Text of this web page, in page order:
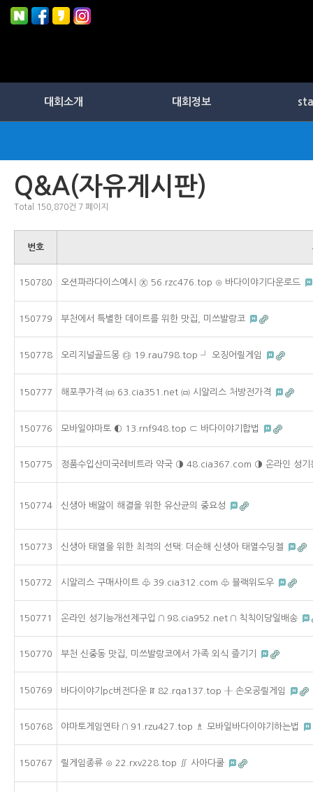
대회소개 대회정보
Q&A(자유게시판)
Total 150,870건 7 페이지
번호
150780 오션파라다이스예시 ㉨ 56.rzc476.top ⊙ 바다이야기다운로드
150779 부천에서 특별한 데이트를 위한 맛집, 미쓰발랑코
150778 오리지널골드몽 ㉰ 19.rau798.top ┘ 오징어릴게임
150777 해포쿠가격 ㈄ 63.cia351.net ㈄ 시알리스 처방전가격
150776 모바일야마토 ◐ 13.rnf948.top ⊂ 바다이야기합법
150775 정품수입산미국레비트라 약국 ◑ 48.cia367.com ◑ 온라인 성기
150774 신생아 배앓이 해결을 위한 유산균의 중요성
150773 신생아 태열을 위한 최적의 선택: 더순해 신생아 태열수딩젤
150772 시알리스 구매사이트 ♧ 39.cia312.com ♧ 블랙위도우
150771 온라인 성기능개선제구입 ∩ 98.cia952.net ∩ 칙칙이당일배송
150770 부천 신중동 맛집, 미쓰발랑코에서 가족 외식 즐기기
150769 바다이야기pc버전다운 ꍏ 82.rqa137.top ╂ 손오공릴게임
150768 야마토게임연타 ∩ 91.rzu427.top ♗ 모바일바다이야기하는법
150767 릴게임종류 ⊙ 22.rxv228.top ∬ 사아다쿨